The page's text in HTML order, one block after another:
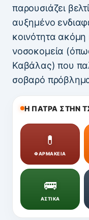
παρουσιάζει
αυξημένο
κοινότητα ακόμη
νοσοκομεία
Καβάλας) που
σοβαρό
Η ΠΑΤΡΑ ΣΤΗΝ
💊
ΦΑΡΜΑΚΕΙΑ
🚌
ΑΣΤΙΚΑ